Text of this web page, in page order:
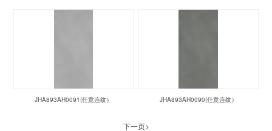
JHA893AH0091(任意连纹） JHA893AH0090(任意连纹）
下一页>